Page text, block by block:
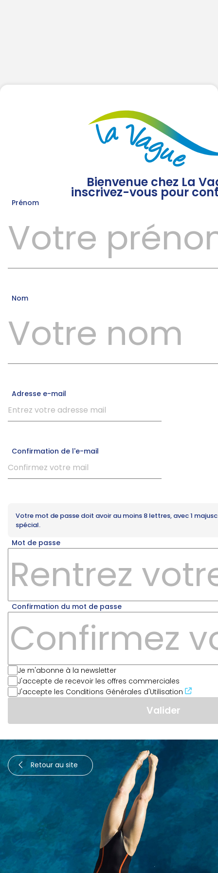
Bienvenue chez La
inscrivez-vous pour
Prénom
Nom
Adresse e-mail
Confirmation de l'e-mail
Votre mot de passe doit avoir au moins 8 lettres, avec 1
spécial.
Mot de passe
Confirmation du mot de passe
Je m'abonne à la newsletter
J'accepte de recevoir les offres commerciales
J'accepte les Conditions Générales d'Utilisation
Retour au site